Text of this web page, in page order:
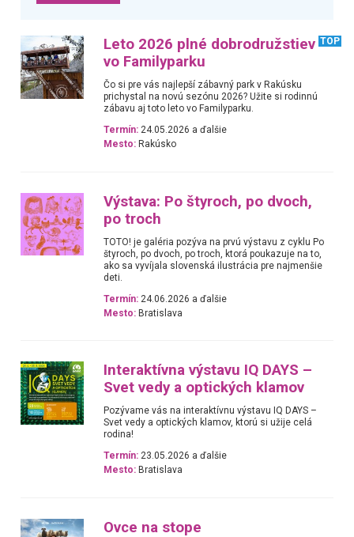
Leto 2026 plné dobrodružstiev
vo Familyparku
TOP
Čo si pre vás najlepší zábavný park v Rakúsku
prichystal na novú sezónu 2026? Užite si rodinnú
zábavu aj toto leto vo Familyparku.
Termín: 24.05.2026 a ďalšie
Mesto: Rakúsko
Výstava: Po štyroch, po dvoch,
po troch
TOTO! je galéria pozýva na prvú výstavu z cyklu Po
štyroch, po dvoch, po troch, ktorá poukazuje na to,
ako sa vyvíjala slovenská ilustrácia pre najmenšie
deti.
Termín: 24.06.2026 a ďalšie
Mesto: Bratislava
Interaktívna výstavu IQ DAYS –
Svet vedy a optických klamov
Pozývame vás na interaktívnu výstavu IQ DAYS –
Svet vedy a optických klamov, ktorú si užije celá
rodina!
Termín: 23.05.2026 a ďalšie
Mesto: Bratislava
Ovce na stope